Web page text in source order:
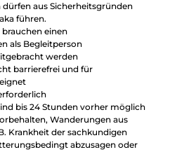
dürfen aus Sicherheitsgründen
führen.
brauchen einen
als Begleitperson
werden
barrierefrei und für
bis 24 Stunden vorher möglich
Wanderungen aus
Krankheit der sachkundigen
abzusagen oder